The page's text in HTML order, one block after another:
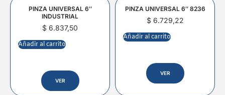
PINZA UNIVERSAL 6″
INDUSTRIAL
$ 6.837,50
Añadir al carrito
VER
PINZA UNIVERSAL 6″ 8236
$6.729,22
Añadir al carrito
VER